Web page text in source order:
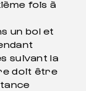
fois à
un bol et
suivant la
doit être